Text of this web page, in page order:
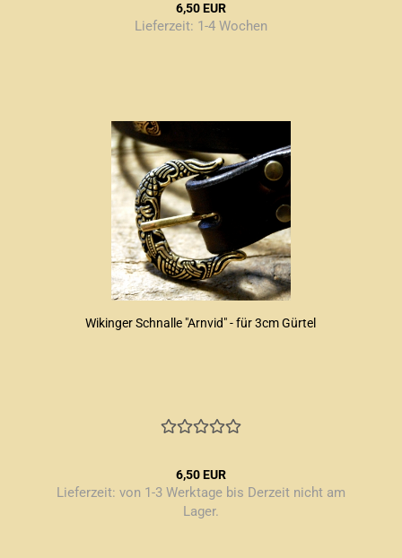
6,50 EUR
Lieferzeit: 1-4 Wochen
Wikinger Schnalle "Arnvid" - für 3cm Gürtel
6,50 EUR
Lieferzeit: von 1-3 Werktage bis Derzeit nicht am
Lager.